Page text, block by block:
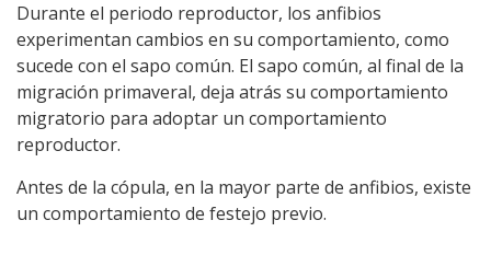
Durante el periodo reproductor, los anfibios
experimentan cambios en su comportamiento, como
sucede con el sapo común. El sapo común, al final de la
migración primaveral, deja atrás su comportamiento
migratorio para adoptar un comportamiento
reproductor.
Antes de la cópula, en la mayor parte de anfibios, existe
un comportamiento de festejo previo.